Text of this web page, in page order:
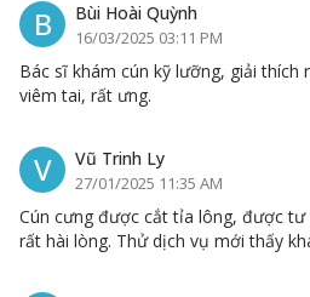
B Bùi Hoài Quỳnh
16/03/2025 03:11 PM
Bác sĩ khám cún kỹ lưỡng, giải thích
viêm tai, rất ưng.
V Vũ Trinh Ly
27/01/2025 11:35 AM
Cún cưng được cắt tỉa lông, được tư
rất hài lòng. Thử dịch vụ mới thấy